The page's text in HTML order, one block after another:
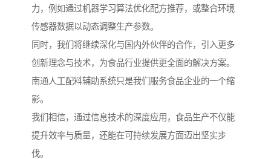
力，例如通过机器学习算法优化配方推荐，或整合环境
传感器数据以动态调整生产参数。
同时，我们将继续深化与国内外伙伴的合作，引入更多
创新理念与技术，为食品行业提供更全面的解决方案。
南通人工配料辅助系统只是我们服务食品企业的一个缩
影。
我们相信，通过信息技术的深度应用，食品生产不仅能
提升效率与质量，还能在可持续发展方面迈出坚实步
伐。